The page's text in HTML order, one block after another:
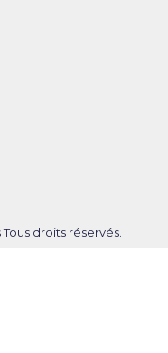
droits réservés.